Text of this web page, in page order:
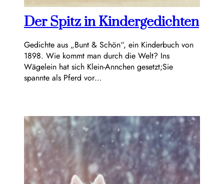
Der Spitz in Kindergedichten
Gedichte aus „Bunt & Schön“, ein Kinderbuch von
1898. Wie kommt man durch die Welt? Ins
Wägelein hat sich Klein-Annchen gesetzt;Sie
spannte als Pferd vor…